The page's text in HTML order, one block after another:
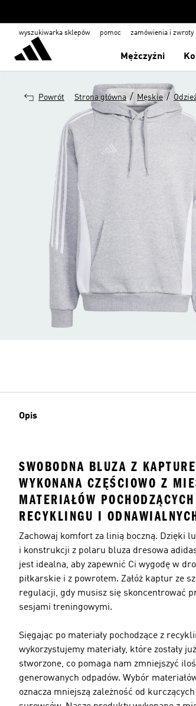
wyszukiwarka sklepów pomoc zamówienia i zwroty
Mężczyźni
Powrót Strona główna / Męskie /
Opis
SWOBODNA BLUZA Z
WYKONANA CZĘŚCIOWO Z
MATERIAŁÓW
RECYKLINGU I
Zachowaj komfort za linią boczną. Dzięki
i konstrukcji z polaru bluza dresowa
jest idealna, aby zapewnić Ci wygodę w
piłkarskie i z powrotem. Załóż kaptur ze
regulacji, gdy musisz się skoncentrować
sesjami treningowymi.
Sięgając po materiały pochodzące z
wykorzystujemy materiały, które zostały
stworzone, co pomaga nam zmniejszyć
generowanych odpadów. Wybór
oznacza mniejszą zależność od